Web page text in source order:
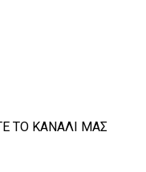
ΤΟ ΚΑΝΑΛΙ ΜΑΣ